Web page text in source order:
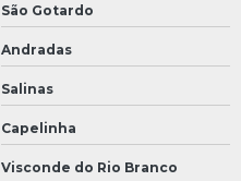
São Gotardo
Andradas
Salinas
Capelinha
Visconde do Rio Branco